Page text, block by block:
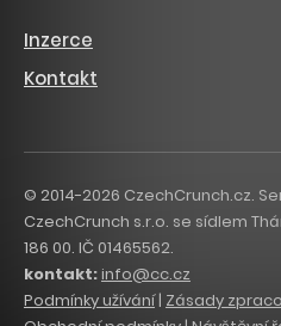
Inzerce
Kontakt
© 2014-2026 CzechCrunch.cz.
CzechCrunch s.r.o. se sídlem
186 00. IČ 01465562.
kontakt:info@cc.cz
Podmínky užívání| Zásady